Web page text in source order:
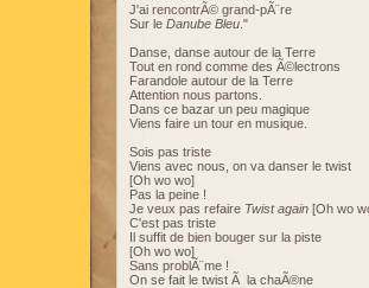
J'ai rencontrÃ© grand-pÃ¨re
Sur le Danube Bleu ."
Danse, danse autour de la Terre
Tout en rond comme des Ã©lectrons
Farandole autour de la Terre
Attention nous partons.
Dans ce bazar un peu magique
Viens faire un tour en musique.
Sois pas triste
Viens avec nous, on va danser le twist
[Oh wo wo]
Pas la peine !
Je veux pas refaire Twist again [Oh wo
C'est pas triste
Il suffit de bien bouger sur la piste
[Oh wo wo]
Sans problÃ¨me !
On se fait le twist Ã la chaÃ®ne